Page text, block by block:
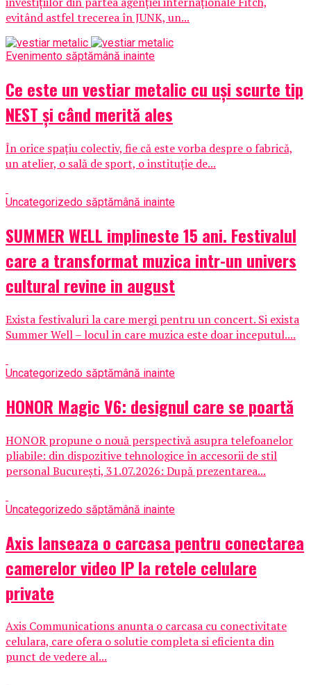
evitând astfel trecerea în JUNK, un...
Evenimento săptămână inainte
Ce este un vestiar metalic cu uși scurte tip
NEST și când merită ales
În orice spațiu colectiv, fie că este vorba despre o fabrică,
un atelier, o sală de sport, o instituție de...
Uncategorizedo săptămână inainte
SUMMER WELL implineste 15 ani. Festivalul
care a transformat muzica intr-un univers
cultural revine in august
Exista festivaluri la care mergi pentru un concert. Si exista
Summer Well – locul in care muzica este doar inceputul....
Uncategorizedo săptămână inainte
HONOR Magic V6: designul care se poartă
HONOR propune o nouă perspectivă asupra telefoanelor
pliabile: din dispozitive tehnologice în accesorii de stil
personal București, 31.07.2026: După prezentarea...
Uncategorizedo săptămână inainte
Axis lanseaza o carcasa pentru conectarea
camerelor video IP la retele celulare
private
Axis Communications anunta o carcasa cu conectivitate
celulara, care ofera o solutie completa si eficienta din
punct de vedere al...